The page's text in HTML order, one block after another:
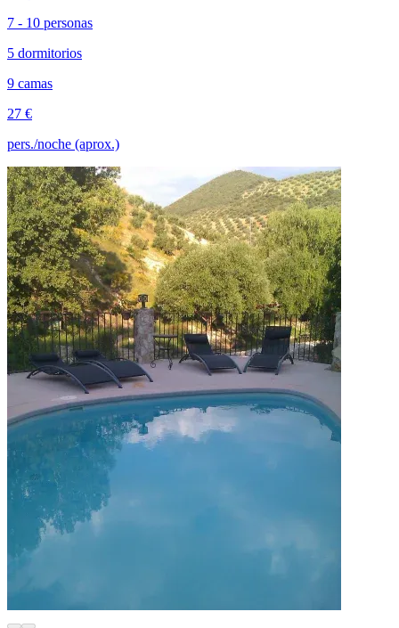
7 - 10 personas
5 dormitorios
9 camas
27 €
pers./noche (aprox.)